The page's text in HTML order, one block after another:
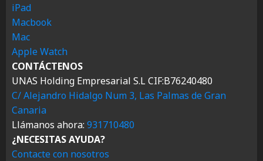
iPad
Macbook
Mac
Apple Watch
CONTÁCTENOS
UNAS Holding Empresarial S.L CIF:B76240480
C/ Alejandro Hidalgo Num 3, Las Palmas de Gran
Canaria
Llámanos ahora: 931710480
¿NECESITAS AYUDA?
Contacte con nosotros